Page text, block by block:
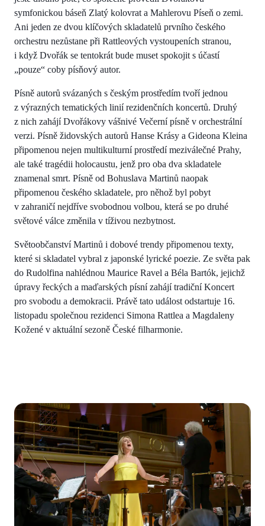
symfonickou báseň Zlatý kolovrat a Mahlerovu Píseň o zemi.
Ani jeden ze dvou klíčových skladatelů prvního českého
orchestru nezůstane při Rattleových vystoupeních stranou,
i když Dvořák se tentokrát bude muset spokojit s účastí
„pouze“ coby písňový autor.
Písně autorů svázaných s českým prostředím tvoří jednou
z výrazných tematických linií rezidenčních koncertů. Druhý
z nich zahájí Dvořákovy vášnivé Večerní písně v orchestrální
verzi. Písně židovských autorů Hanse Krásy a Gideona Kleina
připomenou nejen multikulturní prostředí meziválečné Prahy,
ale také tragédii holocaustu, jenž pro oba dva skladatele
znamenal smrt. Písně od Bohuslava Martinů naopak
připomenou českého skladatele, pro něhož byl pobyt
v zahraničí nejdříve svobodnou volbou, která se po druhé
světové válce změnila v tíživou nezbytnost.
Světoobčanství Martinů i dobové trendy připomenou texty,
které si skladatel vybral z japonské lyrické poezie. Ze světa pak
do Rudolfina nahlédnou Maurice Ravel a Béla Bartók, jejichž
úpravy řeckých a maďarských písní zahájí tradiční Koncert
pro svobodu a demokracii. Právě tato událost odstartuje 16.
listopadu společnou rezidenci Simona Rattlea a Magdaleny
Kožené v aktuální sezoně České filharmonie.